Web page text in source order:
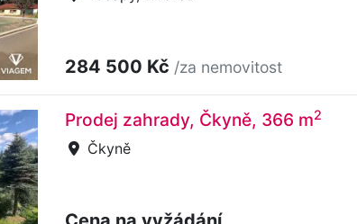
284 500 Kč /za nemovitost
Prodej zahrady, Čkyně, 366 m2
Čkyně